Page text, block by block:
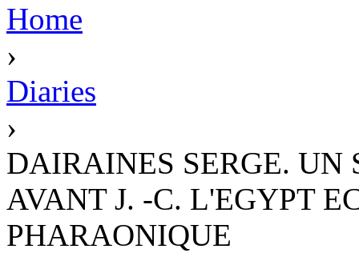
Home
›
Diaries
›
DAIRAINES SERGE. UN
AVANT J. -C. L'EGYPT
PHARAONIQUE